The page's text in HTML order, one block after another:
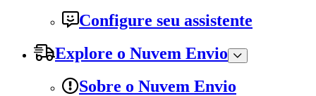
Configure seu assistente
Explore o Nuvem Envio
Sobre o Nuvem Envio